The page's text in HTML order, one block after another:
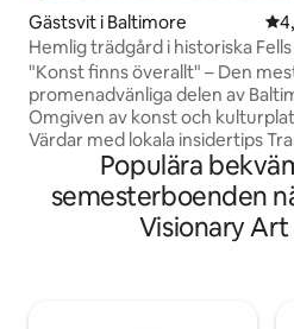
Gästsvit i Baltimore
Hemlig trädgård i historiska
"Konst finns överallt" – Den mest
promenadvänliga delen av
Omgiven av konst och
Värdar med lokala insidertips Transport: -
5 minuters promenad
Restauranger/Barer - 5 minuters
promenad till butiker - 15 minuters
promenad - Inner Harbor/
Populära
semesterboenden
Visionary